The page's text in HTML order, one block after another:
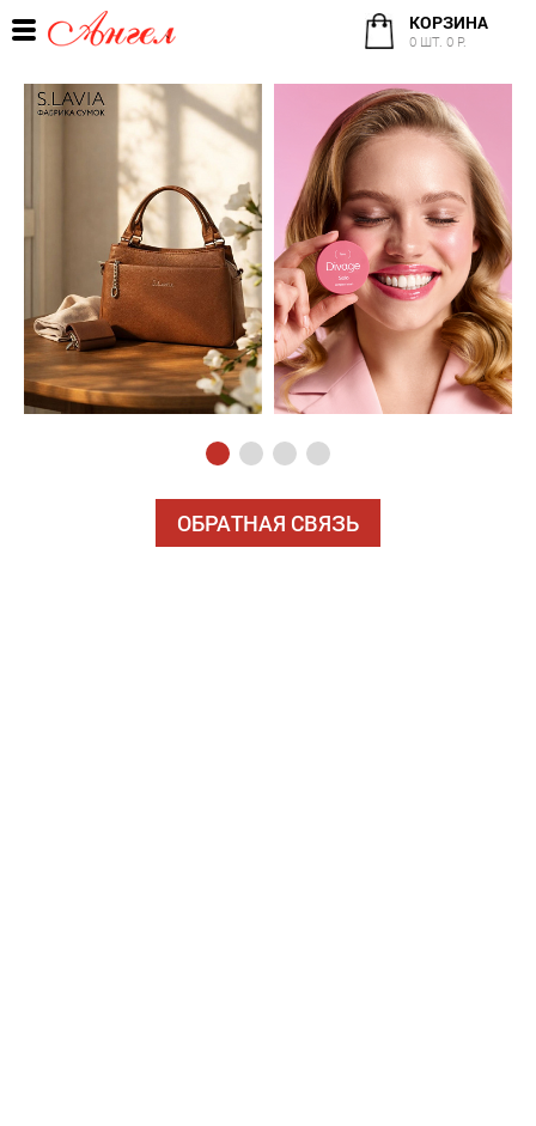
КОРЗИНА
0 ШТ. 0 Р.
ОБРАТНАЯ СВЯЗЬ